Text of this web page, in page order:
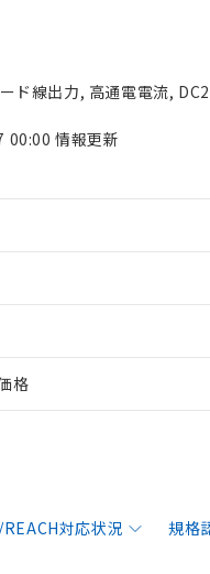
ド線出力, 高通電電流,
00:00 情報更新
格
対応状況 規格